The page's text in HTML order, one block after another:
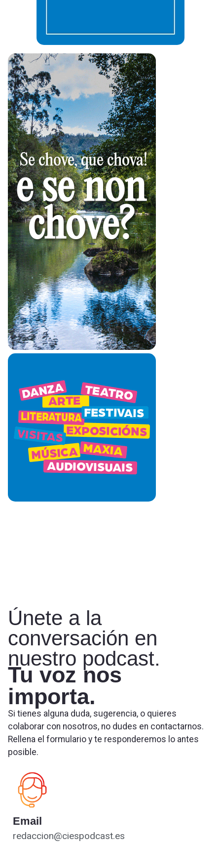
Únete a la
conversación en
nuestro podcast.
Tu voz nos
importa.
Si tienes alguna duda, sugerencia, o quieres
colaborar con nosotros, no dudes en contactarnos.
Rellena el formulario y te responderemos lo antes
posible.
Email
redaccion@ciespodcast.es